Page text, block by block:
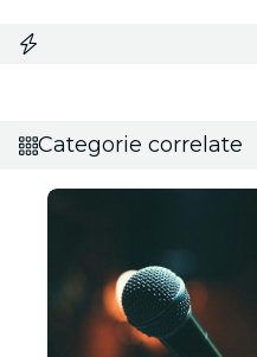
Categorie correlate